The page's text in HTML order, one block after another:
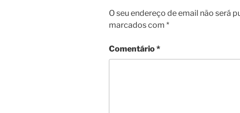
o
O seu endereço de email não será
marcados com *
Comentário*